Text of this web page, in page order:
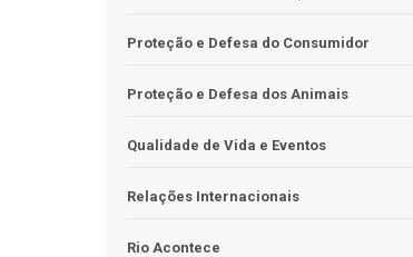
Proteção e Defesa do Consumidor
Proteção e Defesa dos Animais
Qualidade de Vida e Eventos
Relações Internacionais
Rio Acontece